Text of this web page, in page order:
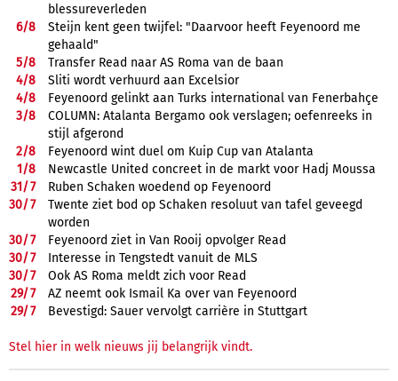
blessureverleden
6/8
Steijn kent geen twijfel: "Daarvoor heeft Feyenoord me
gehaald"
5/8
Transfer Read naar AS Roma van de baan
4/8
Sliti wordt verhuurd aan Excelsior
4/8
Feyenoord gelinkt aan Turks international van Fenerbahçe
3/8
COLUMN: Atalanta Bergamo ook verslagen; oefenreeks in
stijl afgerond
2/8
Feyenoord wint duel om Kuip Cup van Atalanta
1/8
Newcastle United concreet in de markt voor Hadj Moussa
31/7
Ruben Schaken woedend op Feyenoord
30/7
Twente ziet bod op Schaken resoluut van tafel geveegd
worden
30/7
Feyenoord ziet in Van Rooij opvolger Read
30/7
Interesse in Tengstedt vanuit de MLS
30/7
Ook AS Roma meldt zich voor Read
29/7
AZ neemt ook Ismail Ka over van Feyenoord
29/7 Bevestigd: Sauer vervolgt carrière in Stuttgart
Stel hier in welk nieuws jij belangrijk vindt.